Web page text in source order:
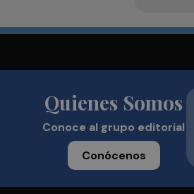
Quienes Somos
Conoce al grupo editorial
Conócenos